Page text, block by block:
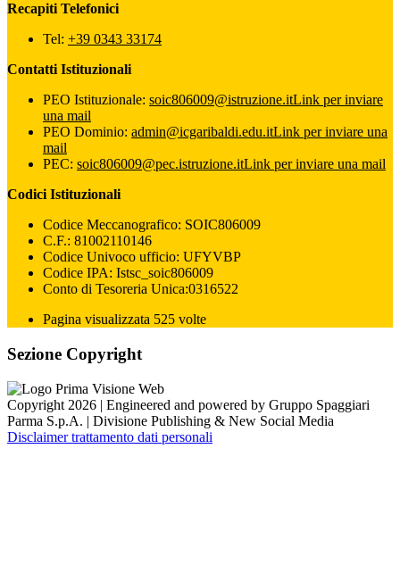
Recapiti Telefonici
Tel: +39 0343 33174
Contatti Istituzionali
PEO Istituzionale: soic806009@istruzione.itLink per inviare
una mail
PEO Dominio: admin@icgaribaldi.edu.itLink per inviare una
mail
PEC: soic806009@pec.istruzione.itLink per inviare una mail
Codici Istituzionali
Codice Meccanografico: SOIC806009
C.F.: 81002110146
Codice Univoco ufficio: UFYVBP
Codice IPA: Istsc_soic806009
Conto di Tesoreria Unica:0316522
Pagina visualizzata 525 volte
Sezione Copyright
Copyright 2026 | Engineered and powered by Gruppo Spaggiari
Parma S.p.A. | Divisione Publishing & New Social Media
Disclaimer trattamento dati personali